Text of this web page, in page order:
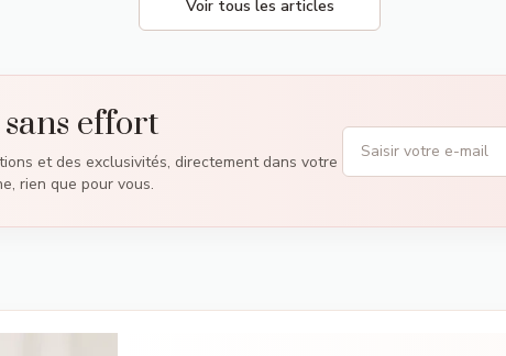
Voir tous les articles
effort
et des exclusivités, directement dans votre
rien que pour vous.